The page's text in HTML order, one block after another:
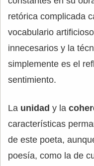
retórica complicada
vocabulario
innecesarios y la
simplemente es el
sentimiento.
La unidad y la
características
de este poeta,
poesía, como la de